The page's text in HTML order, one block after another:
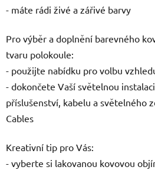
- máte rádi živé a zářivé barvy
Pro výběr a doplnění barevného
tvaru polokoule:
- použijte nabídku pro volbu
- dokončete Vaší světelnou
příslušenství, kabelu a světelného
Cables
Kreativní tip pro Vás:
- vyberte si lakovanou kovovou